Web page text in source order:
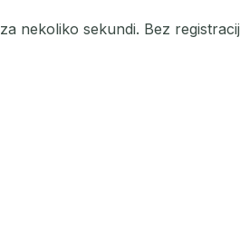
za nekoliko sekundi. Bez